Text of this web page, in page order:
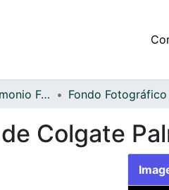
Archivo del Patrimonio Fotográfico y Fílmico del Valle del Cauca
Colgate